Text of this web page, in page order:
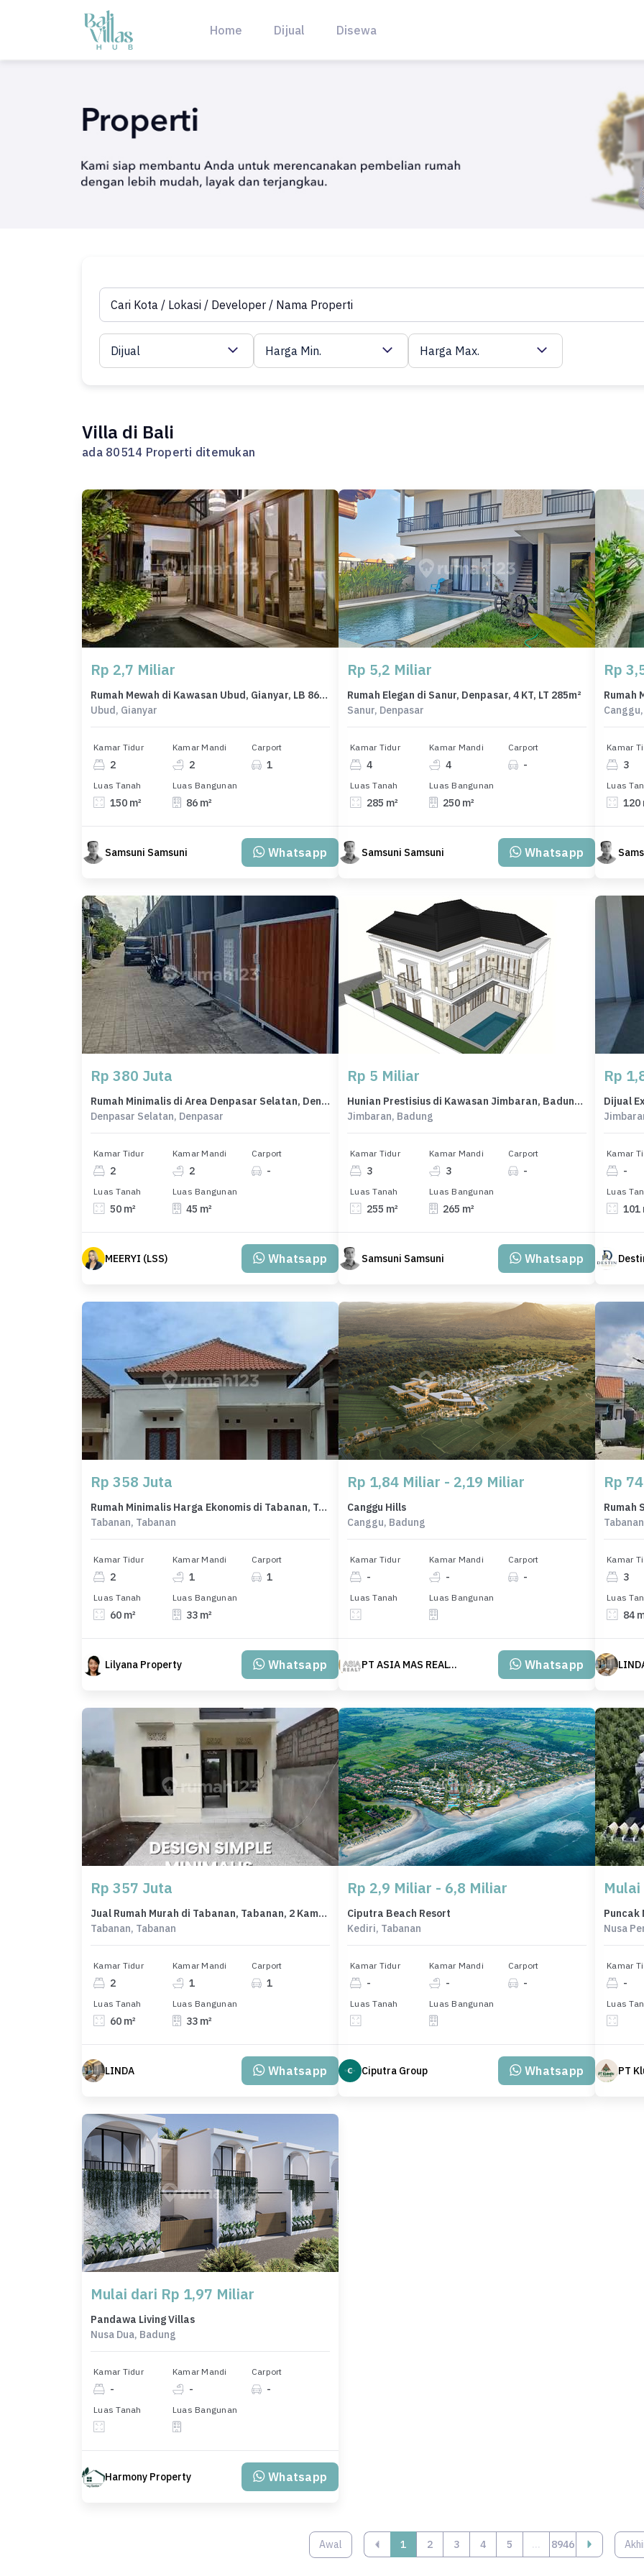
Home Dijual Disewa
Dijual Harga Min. Harga Max.
Villa di Bali
ada 80514 Properti ditemukan
Rp 2,7 Miliar
Rumah Mewah di Kawasan Ubud, Gianyar, LB 86m², Harga 2,7 Miliar
Ubud, Gianyar
Kamar Tidur
2
Kamar Mandi
2
Carport
1
Luas Tanah
150 m²
Luas Bangunan
86 m²
Samsuni Samsuni Whatsapp
Rp 5,2 Miliar
Rumah Elegan di Sanur, Denpasar, 4 KT, LT 285m²
Sanur, Denpasar
Kamar Tidur
4
Kamar Mandi
4
Carport
-
Luas Tanah
285 m²
Luas Bangunan
250 m²
Samsuni Samsuni Whatsapp
Rp
Rumah
Kamar
3
Luas
120
Rp 380 Juta
Rumah Minimalis di Area Denpasar Selatan, Denpasar, LT 50m², Harga 380 Juta
Denpasar Selatan, Denpasar
Kamar Tidur
2
Kamar Mandi
2
Carport
-
Luas Tanah
50 m²
Luas Bangunan
45 m²
MEERYI (LSS) Whatsapp
Rp 5 Miliar
Hunian Prestisius di Kawasan Jimbaran, Badung, LB 265m², Harga 5 Miliar
Jimbaran, Badung
Kamar Tidur
3
Kamar Mandi
3
Carport
-
Luas Tanah
255 m²
Luas Bangunan
265 m²
Samsuni Samsuni Whatsapp
Rp
Kamar
-
Luas
101
Rp 358 Juta
Rumah Minimalis Harga Ekonomis di Tabanan, Tabanan, LB 33m²
Tabanan, Tabanan
Kamar Tidur
2
Kamar Mandi
1
Carport
1
Luas Tanah
60 m²
Luas Bangunan
33 m²
Lilyana Property Whatsapp
Rp 1,84 Miliar - 2,19 Miliar
Canggu Hills
Canggu, Badung
Kamar Tidur
-
Kamar Mandi
-
Carport
-
Luas Tanah Luas Bangunan
PT ASIA MAS REALTY Whatsapp
Rp
Kamar
3
Luas
84
Rp 357 Juta
Jual Rumah Murah di Tabanan, Tabanan, 2 Kamar Tidur, Harga Terbaik
Tabanan, Tabanan
Kamar Tidur
2
Kamar Mandi
1
Carport
1
Luas Tanah
60 m²
Luas Bangunan
33 m²
LINDA Whatsapp
Rp 2,9 Miliar - 6,8 Miliar
Ciputra Beach Resort
Kediri, Tabanan
Kamar Tidur
-
Kamar Mandi
-
Carport
-
Luas Tanah Luas Bangunan
Ciputra Group Whatsapp
Puncak
Nusa
Kamar
-
Luas
Mulai dari Rp 1,97 Miliar
Pandawa Living Villas
Nusa Dua, Badung
Kamar Tidur
-
Kamar Mandi
-
Carport
-
Luas Tanah Luas Bangunan
Harmony Property Whatsapp
Awal ‹ 1 2 3 4 5 ... 8946